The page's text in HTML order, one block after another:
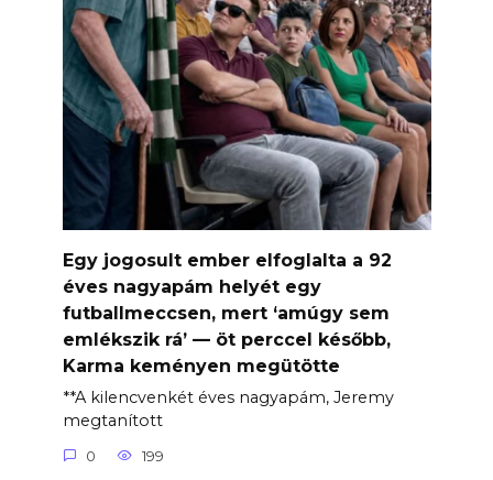
Egy jogosult ember elfoglalta a 92
éves nagyapám helyét egy
futballmeccsen, mert ‘amúgy sem
emlékszik rá’ — öt perccel később,
Karma keményen megütötte
**A kilencvenkét éves nagyapám, Jeremy
megtanított
0 199